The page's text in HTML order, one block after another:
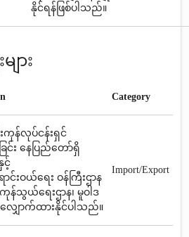
နိုင်ရန်ဖြစ်ပါသည်။
ား
Category
န်လုပ်ငန်းရှင်
င်း နေပြည်တော်ရှိ
င့်
င်းဝယ်ရေး ဝန်ကြီးဌာန
သွယ်ရေးဌာန၊ မူဝါဒ
ျှောက်ထားနိုင်ပါသည်။
Import/Export